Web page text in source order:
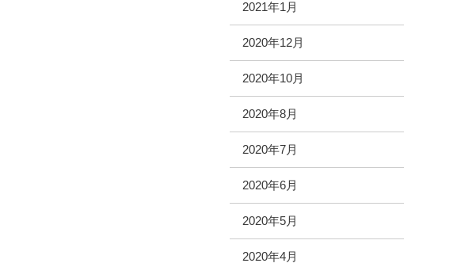
2021年1月
2020年12月
2020年10月
2020年8月
2020年7月
2020年6月
2020年5月
2020年4月